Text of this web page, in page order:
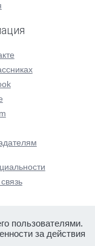
пользователями.
за действия